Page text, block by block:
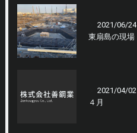
2021/06/24
東扇島の現場
2021/04/02
４月